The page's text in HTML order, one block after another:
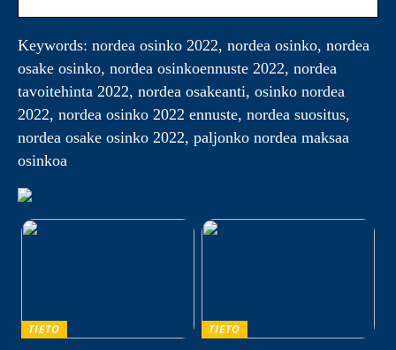
Keywords: nordea osinko 2022, nordea osinko, nordea
osake osinko, nordea osinkoennuste 2022, nordea
tavoitehinta 2022, nordea osakeanti, osinko nordea
2022, nordea osinko 2022 ennuste, nordea suositus,
nordea osake osinko 2022, paljonko nordea maksaa
osinkoa
TIETO
TIETO